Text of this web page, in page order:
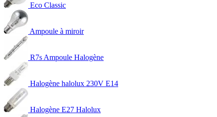
Eco Classic
Ampoule à miroir
R7s Ampoule Halogène
Halogène halolux 230V E14
Halogène E27 Halolux